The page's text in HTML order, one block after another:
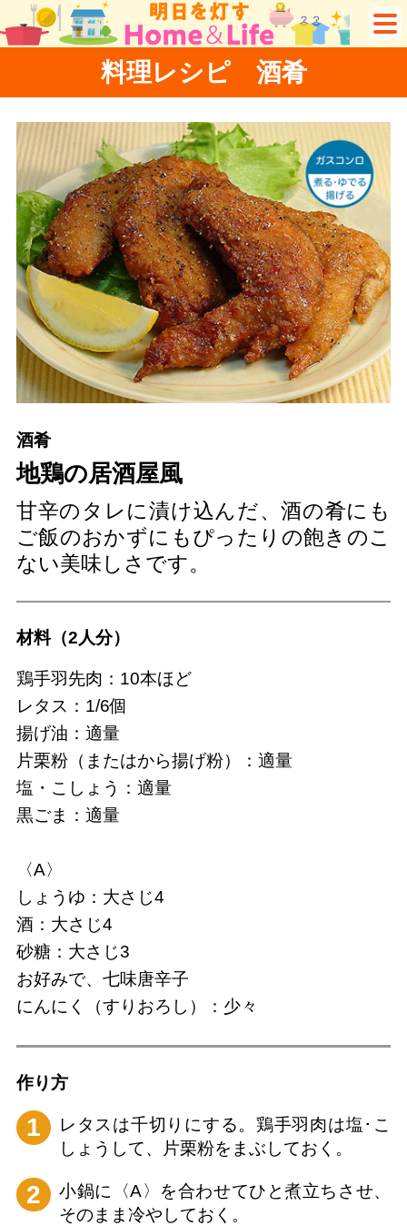
料理レシピ 酒肴
酒肴
地鶏の居酒屋風
甘辛のタレに漬け込んだ、酒の肴にも
ご飯のおかずにもぴったりの飽きのこ
ない美味しさです。
材料（2人分）
鶏手羽先肉：10本ほど
レタス：1/6個
揚げ油：適量
片栗粉（またはから揚げ粉）：適量
塩・こしょう：適量
黒ごま：適量
〈A〉
しょうゆ：大さじ4
酒：大さじ4
砂糖：大さじ3
お好みで、七味唐辛子
にんにく（すりおろし）：少々
作り⽅
1
レタスは千切りにする。鶏手羽肉は塩･こ
しょうして、片栗粉をまぶしておく。
2
小鍋に〈A〉を合わせてひと煮立ちさせ、
そのまま冷やしておく。